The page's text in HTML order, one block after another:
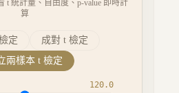
t 統計量、自由度、p-value 即時計
算
定
成對 t 檢定
兩樣本 t 檢定
120.0